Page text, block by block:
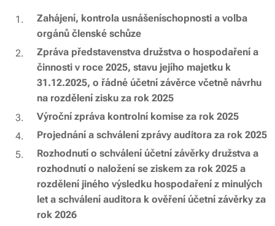
Zahájení, kontrola usnášeníschopnosti a volba
orgánů členské schůze
Zpráva představenstva družstva o hospodaření a
činnosti v roce 2025, stavu jejího majetku k
31.12.2025, o řádné účetní závěrce včetně návrhu
na rozdělení zisku za rok 2025
Výroční zpráva kontrolní komise za rok 2025
Projednání a schválení zprávy auditora za rok 2025
Rozhodnutí o schválení účetní závěrky družstva a
rozhodnutí o naložení se ziskem za rok 2025 a
rozdělení jiného výsledku hospodaření z minulých
let a schválení auditora k ověření účetní závěrky za
rok 2026